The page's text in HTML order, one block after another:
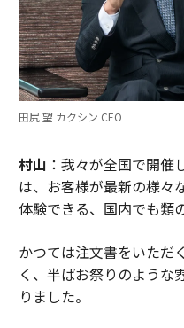
田尻 望 カクシン CEO
村山 ：我々が全国で開催
は、お客様が最新の様々
体験できる、国内でも類
かつては注文書をいただ
く、半ばお祭りのような
りました。